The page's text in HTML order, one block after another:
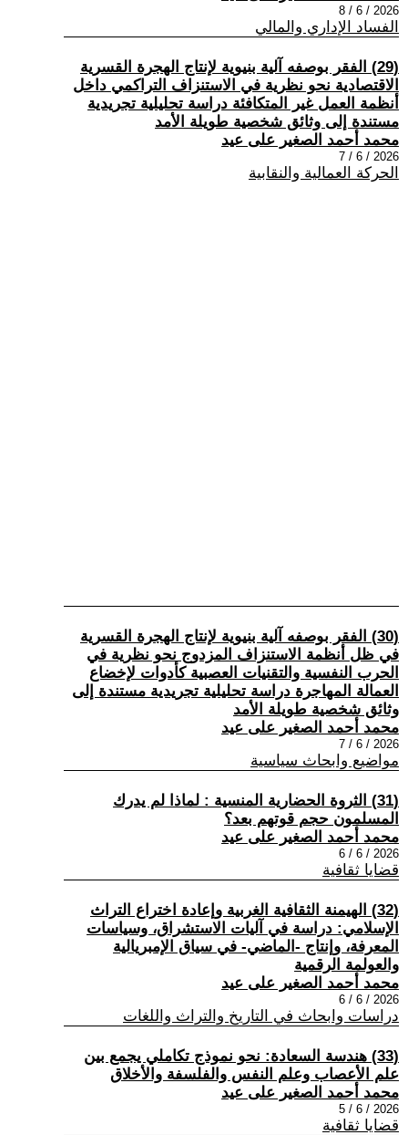
2026 / 6 / 8
الفساد الإداري والمالي
(29) الفقر بوصفه آلية بنيوية لإنتاج الهجرة القسرية
الاقتصادية نحو نظرية في الاستنزاف التراكمي داخل
أنظمة العمل غير المتكافئة دراسة تحليلية تجريدية
مستندة إلى وثائق شخصية طويلة الأمد
محمد أحمد الصغير على عيد
2026 / 6 / 7
الحركة العمالية والنقابية
(30) الفقر بوصفه آلية بنيوية لإنتاج الهجرة القسرية
في ظل أنظمة الاستنزاف المزدوج نحو نظرية في
الحرب النفسية والتقنيات العصبية كأدوات لإخضاع
العمالة المهاجرة دراسة تحليلية تجريدية مستندة إلى
وثائق شخصية طويلة الأمد
محمد أحمد الصغير على عيد
2026 / 6 / 7
مواضيع وابحاث سياسية
(31) الثروة الحضارية المنسية : لماذا لم يدرك
المسلمون حجم قوتهم بعد؟
محمد أحمد الصغير على عيد
2026 / 6 / 6
قضايا ثقافية
(32) الهيمنة الثقافية الغربية وإعادة اختراع التراث
الإسلامي: دراسة في آليات الاستشراق، وسياسات
المعرفة، وإنتاج -الماضي- في سياق الإمبريالية
والعولمة الرقمية
محمد أحمد الصغير على عيد
2026 / 6 / 6
دراسات وابحاث في التاريخ والتراث واللغات
(33) هندسة السعادة: نحو نموذج تكاملي يجمع بين
علم الأعصاب وعلم النفس والفلسفة والأخلاق
محمد أحمد الصغير على عيد
2026 / 6 / 5
قضايا ثقافية